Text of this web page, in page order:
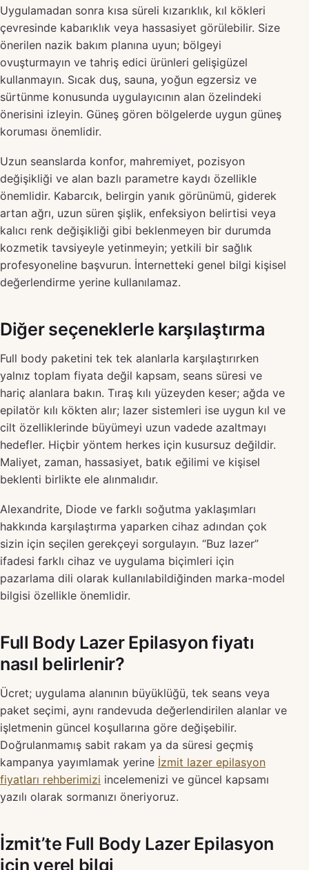
Uygulamadan sonra kısa süreli kızarıklık, kıl kökleri
çevresinde kabarıklık veya hassasiyet görülebilir. Size
önerilen nazik bakım planına uyun; bölgeyi
ovuşturmayın ve tahriş edici ürünleri gelişigüzel
kullanmayın. Sıcak duş, sauna, yoğun egzersiz ve
sürtünme konusunda uygulayıcının alan özelindeki
önerisini izleyin. Güneş gören bölgelerde uygun güneş
koruması önemlidir.
Uzun seanslarda konfor, mahremiyet, pozisyon
değişikliği ve alan bazlı parametre kaydı özellikle
önemlidir. Kabarcık, belirgin yanık görünümü, giderek
artan ağrı, uzun süren şişlik, enfeksiyon belirtisi veya
kalıcı renk değişikliği gibi beklenmeyen bir durumda
kozmetik tavsiyeyle yetinmeyin; yetkili bir sağlık
profesyoneline başvurun. İnternetteki genel bilgi kişisel
değerlendirme yerine kullanılamaz.
Diğer seçeneklerle karşılaştırma
Full body paketini tek tek alanlarla karşılaştırırken
yalnız toplam fiyata değil kapsam, seans süresi ve
hariç alanlara bakın. Tıraş kılı yüzeyden keser; ağda ve
epilatör kılı kökten alır; lazer sistemleri ise uygun kıl ve
cilt özelliklerinde büyümeyi uzun vadede azaltmayı
hedefler. Hiçbir yöntem herkes için kusursuz değildir.
Maliyet, zaman, hassasiyet, batık eğilimi ve kişisel
beklenti birlikte ele alınmalıdır.
Alexandrite, Diode ve farklı soğutma yaklaşımları
hakkında karşılaştırma yaparken cihaz adından çok
sizin için seçilen gerekçeyi sorgulayın. “Buz lazer”
ifadesi farklı cihaz ve uygulama biçimleri için
pazarlama dili olarak kullanılabildiğinden marka-model
bilgisi özellikle önemlidir.
Full Body Lazer Epilasyon fiyatı
nasıl belirlenir?
Ücret; uygulama alanının büyüklüğü, tek seans veya
paket seçimi, aynı randevuda değerlendirilen alanlar ve
işletmenin güncel koşullarına göre değişebilir.
Doğrulanmamış sabit rakam ya da süresi geçmiş
kampanya yayımlamak yerine İzmit lazer epilasyon
fiyatları rehberimizi incelemenizi ve güncel kapsamı
yazılı olarak sormanızı öneriyoruz.
İzmit’te Full Body Lazer Epilasyon
için yerel bilgi